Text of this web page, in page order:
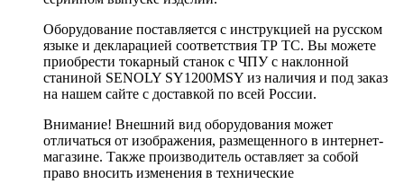
Оборудование поставляется с инструкцией на русском
языке и декларацией соответствия ТР ТС. Вы можете
приобрести токарный станок с ЧПУ с наклонной
станиной SENOLY SY1200MSY из наличия и под заказ
на нашем сайте с доставкой по всей России.
Внимание! Внешний вид оборудования может
отличаться от изображения, размещенного в интернет-
магазине. Также производитель оставляет за собой
право вносить изменения в технические